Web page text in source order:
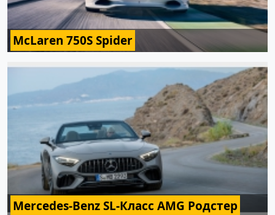
McLaren 750S Spider
Mercedes-Benz SL-Класс AMG Родстер